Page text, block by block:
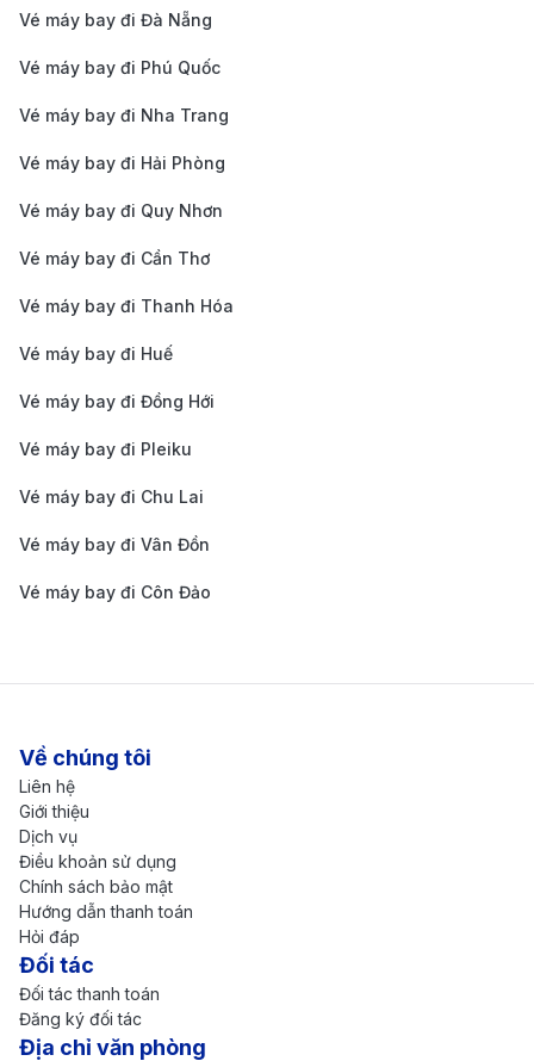
Hà Nội (HAN) →
TP.HCM (SGN) →
định 1 mức giá mà có sự thay đổi tùy vào thời điểm,
hạng ghế và hãng hàng không khai thác. Bạn hãy gọi
ngay đến hotline của chúng tôi để biết thêm thông tin
Hướng dẫn di chuyển từ sân bay
Austin vào trung tâm thành phố
Vé máy bay đi Đà Nẵng
Vé máy bay đi Phú Quốc
Vé máy bay đi Nha Trang
Vé máy bay đi Hải Phòng
Vé máy bay đi Quy Nhơn
Vé máy bay đi Cần Thơ
Vé máy bay đi Thanh Hóa
Vé máy bay đi Huế
Vé máy bay đi Đồng Hới
Vé máy bay đi Pleiku
Vé máy bay đi Chu Lai
Vé máy bay đi Vân Đồn
Vé máy bay đi Côn Đảo
Về chúng tôi
Liên hệ
Giới thiệu
Dịch vụ
Điều khoản sử dụng
Chính sách bảo mật
Hướng dẫn thanh toán
Hỏi đáp
Đối tác
Đối tác thanh toán
Đăng ký đối tác
Địa chỉ văn phòng